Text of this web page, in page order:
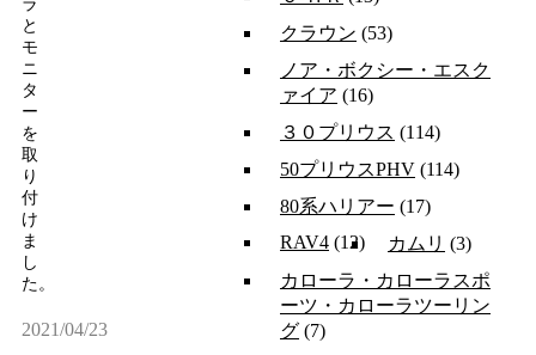
ラ
と
モ
ニ
タ
ー
を
取
り
付
け
ま
し
た。
2021/04/23
クラウン (53)
ノア・ボクシー・エスク
ァイア (16)
３０プリウス (114)
50プリウスPHV (114)
80系ハリアー (17)
RAV4 (12) カムリ (3)
カローラ・カローラスポ
ーツ・カローラツーリン
グ (7)